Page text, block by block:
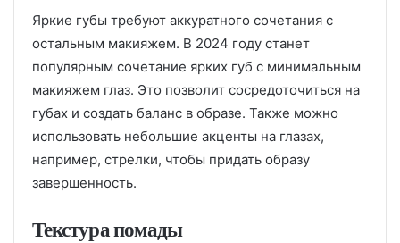
Яркие губы требуют аккуратного сочетания с
остальным макияжем. В 2024 году станет
популярным сочетание ярких губ с минимальным
макияжем глаз. Это позволит сосредоточиться на
губах и создать баланс в образе. Также можно
использовать небольшие акценты на глазах,
например, стрелки, чтобы придать образу
завершенность.
Текстура помады